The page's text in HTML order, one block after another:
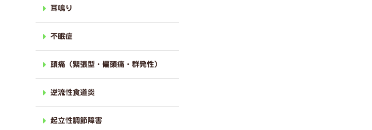
耳鳴り
不眠症
頭痛（緊張型・偏頭痛・群発性）
逆流性食道炎
起立性調節障害